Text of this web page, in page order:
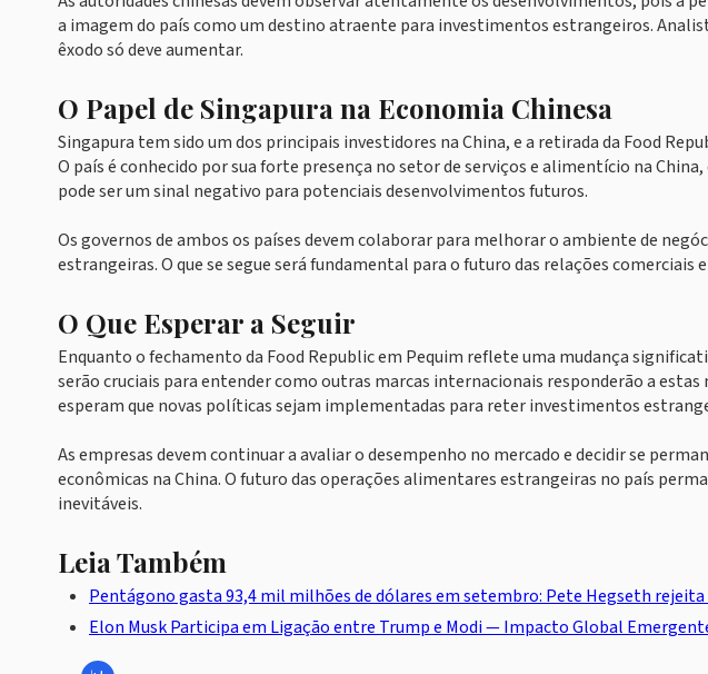
a imagem do país como um destino atraente para investimentos estrangeiros.
êxodo só deve aumentar.
O Papel de Singapura na Economia Chinesa
Singapura tem sido um dos principais investidores na China, e a retirada da Food
O país é conhecido por sua forte presença no setor de serviços e alimentício na China,
pode ser um sinal negativo para potenciais desenvolvimentos futuros.
Os governos de ambos os países devem colaborar para melhorar o ambiente de
estrangeiras. O que se segue será fundamental para o futuro das relações comerciais
O Que Esperar a Seguir
Enquanto o fechamento da Food Republic em Pequim reflete uma mudança
serão cruciais para entender como outras marcas internacionais responderão a estas
esperam que novas políticas sejam implementadas para reter investimentos
As empresas devem continuar a avaliar o desempenho no mercado e decidir se
econômicas na China. O futuro das operações alimentares estrangeiras no país
inevitáveis.
Leia Também
Pentágono gasta 93,4 mil milhões de dólares em setembro: Pete Hegseth
Elon Musk Participa em Ligaçāo entre Trump e Modi — Impacto Global